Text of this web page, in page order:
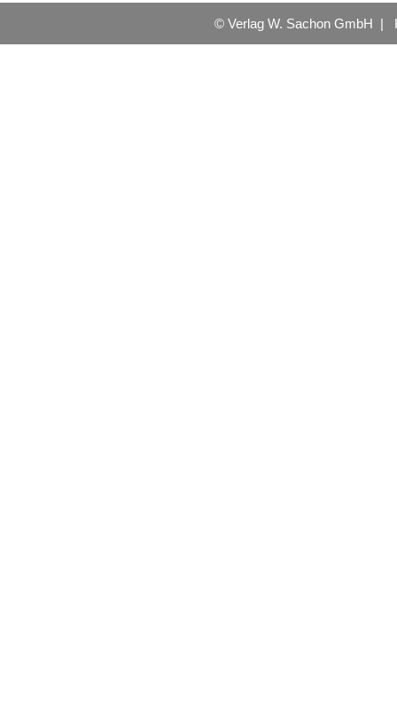
© Verlag W. Sachon GmbH |